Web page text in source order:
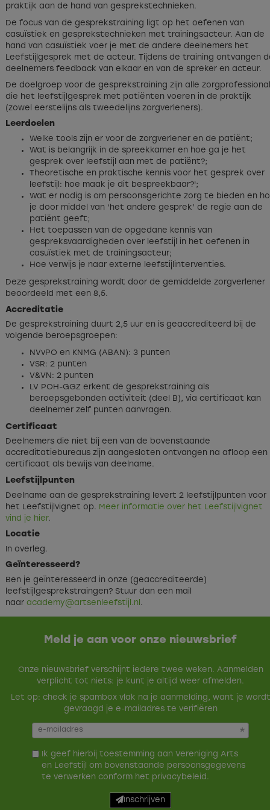
praktijk aan de hand van gesprekstechnieken.
De focus van de gesprekstraining ligt op het oefenen van
casuïstiek en gesprekstechnieken met trainingsacteur. Aan de
hand van casuïstiek voer je met de andere deelnemers het
Leefstijlgesprek met de acteur. Tijdens de training ontvangen
deelnemers feedback van elkaar en van de spreker en acteur.
De doelgroep voor de gesprekstraining zijn alle
die het leefstijlgesprek met patiënten voeren in de praktijk
(zowel eerstelijns als tweedelijns zorgverleners).
Leerdoelen
Welke tools zijn er voor de zorgverlener en de patiënt;
Wat is belangrijk in de spreekkamer en hoe ga je het
gesprek over leefstijl aan met de patiënt?;
Theoretische en praktische kennis voor het gesprek over
leefstijl: hoe maak je dit bespreekbaar?';
Wat er nodig is om persoonsgerichte zorg te bieden en
je door middel van ‘het andere gesprek’ de regie aan de
patiënt geeft;
Het toepassen van de opgedane kennis van
gespreksvaardigheden over leefstijl in het oefenen in
casuïstiek met de trainingsacteur;
Hoe verwijs je naar externe leefstijlinterventies.
Deze gesprekstraining wordt door de gemiddelde zorgverlener
beoordeeld met een 8,5.
Accreditatie
De gesprekstraining duurt 2,5 uur en is geaccrediteerd bij de
volgende beroepsgroepen:
NVvPO en KNMG (ABAN): 3 punten
VSR: 2 punten
V&VN: 2 punten
LV POH-GGZ erkent de gesprekstraining als
beroepsgebonden activiteit (deel B), via certificaat kan
deelnemer zelf punten aanvragen.
Certificaat
Deelnemers die niet bij een van de bovenstaande
accreditatiebureaus zijn aangesloten ontvangen na afloop een
certificaat als bewijs van deelname.
Leefstijlpunten
Deelname aan de gesprekstraining levert 2 leefstijlpunten voor
het Leefstijlvignet op. Meer informatie over het Leefstijlvignet
vind je hier.
Locatie
In overleg.
Geïnteresseerd?
Ben je geïnteresseerd in onze (geaccrediteerde)
leefstijlgesprekstraingen? Stuur dan een mail
naar academy@artsenleefstijl.nl .
Meld je aan voor onze nieuwsbrief
Onze nieuwsbrief verschijnt iedere twee weken. Aanmelden
verplicht tot niets: je kunt je altijd weer afmelden.
Let op: check je spambox vlak na je aanmelding, want je wordt
gevraagd je e-mailadres te verifiëren
Ik geef hierbij toestemming aan Vereniging Arts
en Leefstijl om bovenstaande persoonsgegevens
te verwerken conform het privacybeleid .
Inschrijven